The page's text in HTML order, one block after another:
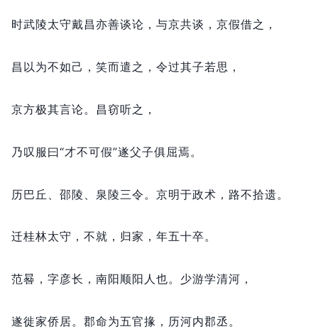
时武陵太守戴昌亦善谈论， 与京共谈， 京假借之，
昌以为不如己， 笑而遣之， 令过其子若思，
京方极其言论。 昌窃听之，
乃叹服曰“才不可假”遂父子俱屈焉。
历巴丘、邵陵、泉陵三令。 京明于政术， 路不拾遗。
迁桂林太守， 不就， 归家， 年五十卒。
范晷， 字彦长， 南阳顺阳人也。 少游学清河，
遂徙家侨居。 郡命为五官掾， 历河内郡丞。